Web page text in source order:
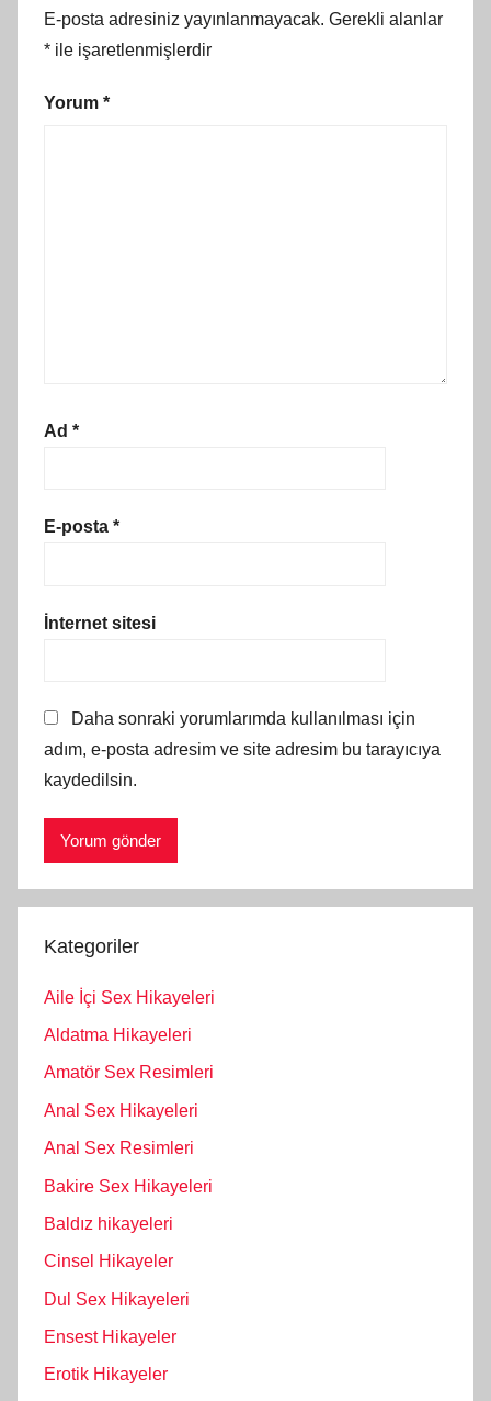
E-posta adresiniz yayınlanmayacak. Gerekli alanlar
* ile işaretlenmişlerdir
Yorum *
Ad *
E-posta *
İnternet sitesi
Daha sonraki yorumlarımda kullanılması için
adım, e-posta adresim ve site adresim bu tarayıcıya
kaydedilsin.
Kategoriler
Aile İçi Sex Hikayeleri
Aldatma Hikayeleri
Amatör Sex Resimleri
Anal Sex Hikayeleri
Anal Sex Resimleri
Bakire Sex Hikayeleri
Baldız hikayeleri
Cinsel Hikayeler
Dul Sex Hikayeleri
Ensest Hikayeler
Erotik Hikayeler